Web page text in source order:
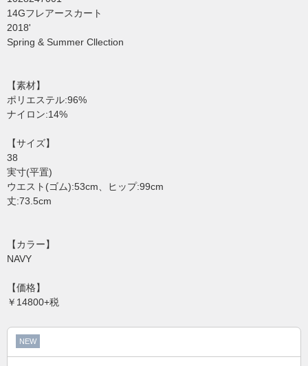
14Gフレアースカート
2018'
Spring & Summer Cllection
【素材】
ポリエステル:96%
ナイロン:14%
【サイズ】
38
実寸(平置)
ウエスト(ゴム):53cm、ヒップ:99cm
丈:73.5cm
【カラー】
NAVY
【価格】
￥14800+税
NEW